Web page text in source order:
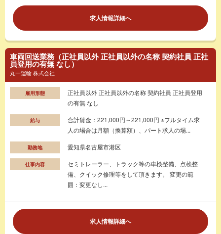
求人情報詳細へ
車両回送業務（正社員以外 正社員以外の名称 契約社員 正社
員登用の有無 なし）
丸一運輸 株式会社
雇用形態
正社員以外 正社員以外の名称 契約社員 正社員登用
の有無 なし
給与
合計賃金：221,000円～221,000円 ※フルタイム求
人の場合は月額（換算額）、パート求人の場...
勤務地 愛知県名古屋市港区
仕事内容
セミトレーラー、トラック等の車検整備、点検整
備、クイック修理等をして頂きます。 変更の範
囲：変更なし...
求人情報詳細へ